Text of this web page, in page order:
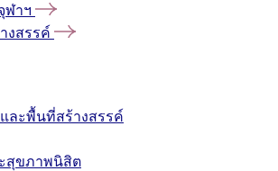
ฬาฯ
งสรรค์
ละพื้นที่สร้างสรรค์
สุขภาพนิสิต